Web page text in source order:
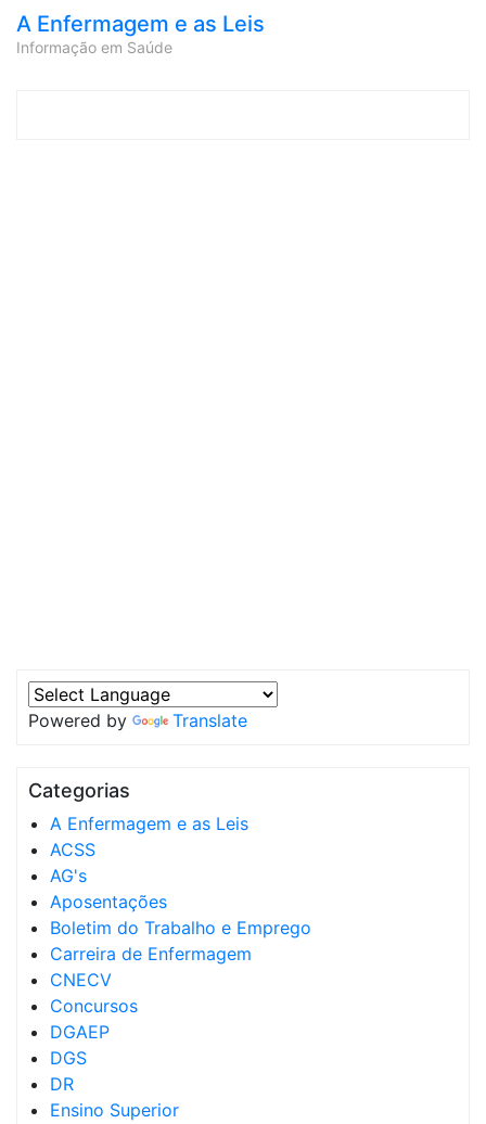
A Enfermagem e as Leis
Informação em Saúde
Powered by Translate
Categorias
A Enfermagem e as Leis
ACSS
AG's
Aposentações
Boletim do Trabalho e Emprego
Carreira de Enfermagem
CNECV
Concursos
DGAEP
DGS
DR
Ensino Superior